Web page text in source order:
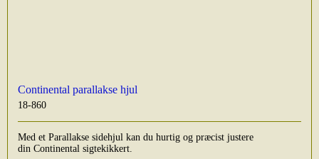
Continental parallakse hjul
18-860
Med et Parallakse sidehjul kan du hurtig og præcist justere
din Continental sigtekikkert.